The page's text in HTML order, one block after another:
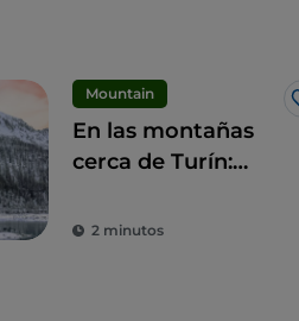
Mountain
En las montañas
cerca de Turín:
2 minutos